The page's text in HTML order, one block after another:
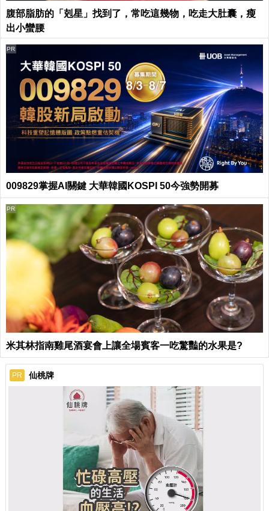
腹部脂肪的「剋星」找到了，常吃這幾物，吃走大肚囊，瘦
出小蠻腰
009829掌握AI關鍵 大華韓國KOSPI 50今強勢開募
PR
米其林指南雞尾酒宴會上讓全場賓客一吃驚豔的水果是?
PR
PR 仙桃牌